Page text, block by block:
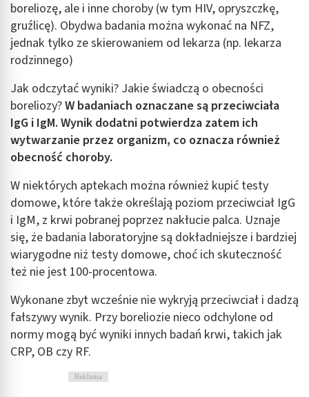
boreliozę, ale i inne choroby (w tym HIV, opryszczkę,
gruźlicę). Obydwa badania można wykonać na NFZ,
jednak tylko ze skierowaniem od lekarza (np. lekarza
rodzinnego)
Jak odczytać wyniki? Jakie świadczą o obecności
boreliozy?W badaniach oznaczane są przeciwciała
IgG i IgM. Wynik dodatni potwierdza zatem ich
wytwarzanie przez organizm, co oznacza również
obecność choroby.
W niektórych aptekach można również kupić testy
domowe, które także określają poziom przeciwciał IgG
i IgM, z krwi pobranej poprzez nakłucie palca. Uznaje
się, że badania laboratoryjne są dokładniejsze i bardziej
wiarygodne niż testy domowe, choć ich skuteczność
też nie jest 100-procentowa.
Wykonane zbyt wcześnie nie wykryją przeciwciał i dadzą
fałszywy wynik. Przy boreliozie nieco odchylone od
normy mogą być wyniki innych badań krwi, takich jak
CRP, OB czy RF.
Reklama